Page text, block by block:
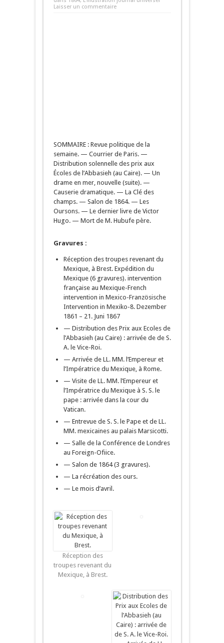
Laisser un commentaire
SOMMAIRE : Revue politique de la
semaine. — Courrier de Paris. —
Distribution solennelle des prix aux
Écoles de l’Abbasieh (au Caire). — Un
drame en mer, nouvelle (suite). —
Causerie dramatique. — La Clé des
champs. — Salon de 1864. — Les
Oursons. — Le dernier livre de Victor
Hugo. — Mort de M. Hubufe père.
Gravures :
Réception des troupes revenant du
Mexique, à Brest. Expédition du
Mexique (6 gravures). intervention
française au Mexique-French
intervention in Mexico-Französische
Intervention in Mexiko-8. Dezember
1861 – 21. Juni 1867
— Distribution des Prix aux Ecoles de
l’Abbasieh (au Caire) : arrivée de de S.
A. le Vice-Roi.
— Arrivée de LL. MM. l’Empereur et
l’Impératrice du Mexique, à Rome.
— Visite de LL. MM. l’Empereur et
l’Impératrice du Mexique à S. S. le
pape : arrivée dans la cour du
Vatican.
— Entrevue de S. S. le Pape et de LL.
MM. mexicaines au palais Marsicotti.
— Salle de la Conférence de Londres
au Foreign-Ofiice.
— Salon de 1864 (3 gravures).
— La récréation des ours.
— Le mois d’avril.
Réception des
troupes revenant du
Mexique, à Brest.